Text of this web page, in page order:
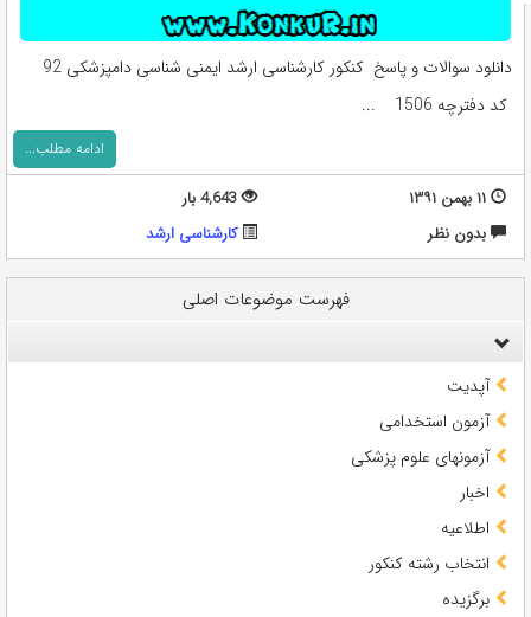
دانلود سوالات و پاسخ کنکور کارشناسی ارشد ایمنی شناسی دامپزشکی 92
کد دفترچه 1506 ...
ادامه مطلب...
۱۱ بهمن ۱۳۹۱
4,643 بار
بدون نظر
کارشناسی ارشد
فهرست موضوعات اصلی
آپدیت
آزمون استخدامی
آزمونهای علوم پزشکی
اخبار
اطلاعیه
انتخاب رشته کنکور
برگزیده